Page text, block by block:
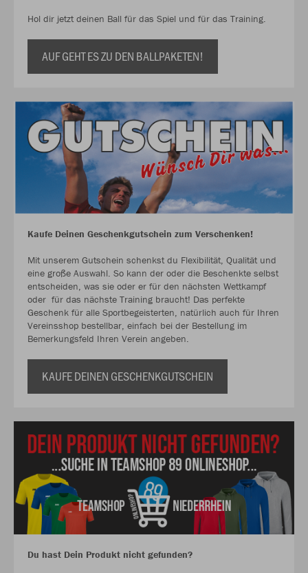
Hol dir jetzt deinen Ball für das Spiel und für das Training.
AUF GEHT ES ZU DEN BALLPAKETEN!
Kaufe Deinen Geschenkgutschein zum Verschenken!
Mit unserem Gutschein schenkst du Flexibilität, Qualität und
eine große Auswahl. So kann der oder die Beschenkte selbst
entscheiden, was sie oder er für den nächsten Wettkampf
oder für das nächste Training braucht! Das perfekte
Geschenk für alle Sportbegeisterten, natürlich auch für Ihren
Vereinsshop bestellbar, einfach bei der Bestellung im
Bemerkungsfeld Ihren Verein angeben.
KAUFE DEINEN GESCHENKGUTSCHEIN
Du hast Dein Produkt nicht gefunden?